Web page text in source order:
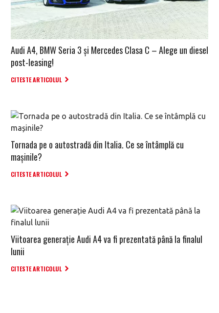
Audi A4, BMW Seria 3 și Mercedes Clasa C – Alege un diesel
post-leasing!
CITESTE ARTICOLUL
Tornada pe o autostradă din Italia. Ce se întâmplă cu
mașinile?
CITESTE ARTICOLUL
Viitoarea generație Audi A4 va fi prezentată până la finalul
lunii
CITESTE ARTICOLUL